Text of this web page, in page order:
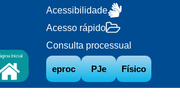
Inicial
Acessibilidade
Acesso rápido
Consulta processual
eproc PJe Físico